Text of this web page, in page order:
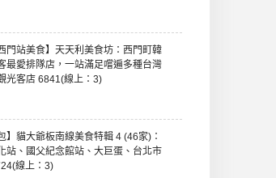
門站美食】天天利美食坊：西門町韓
最愛排隊店，一站滿足嚐遍多種台灣
光客店 6841(線上：3)
】貓大爺板南線美食特輯 4 (46家)：
站、國父紀念館站、大巨蛋、台北市
線上：3)